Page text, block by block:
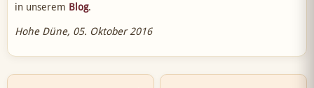
in unserem Blog.
Hohe Düne, 05. Oktober 2016